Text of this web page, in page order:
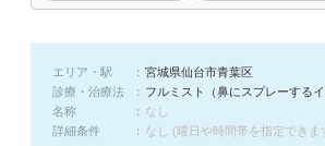
エリア・駅
宮城県仙台市青葉区
診療・治療法
フルミスト（鼻にスプレーする
名称
なし
詳細条件
なし (曜日や時間帯を指定できま